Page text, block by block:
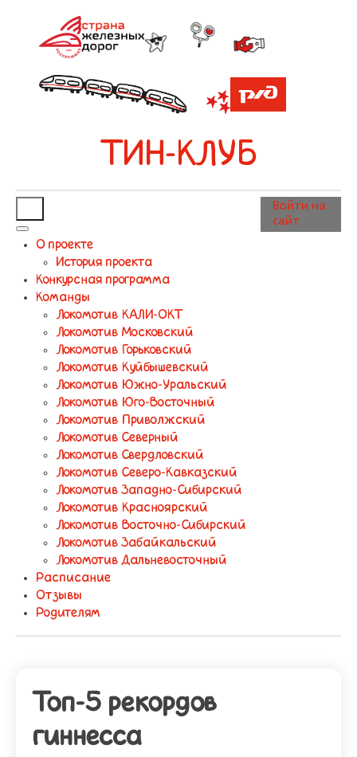
ТИН-КЛУБ
О проекте
История проекта
Конкурсная программа
Команды
Локомотив КАЛИ-ОКТ
Локомотив Московский
Локомотив Горьковский
Локомотив Куйбышевский
Локомотив Южно-Уральский
Локомотив Юго-Восточный
Локомотив Приволжский
Локомотив Северный
Локомотив Свердловский
Локомотив Северо-Кавказский
Локомотив Западно-Сибирский
Локомотив Красноярский
Локомотив Восточно-Сибирский
Локомотив Забайкальский
Локомотив Дальневосточный
Расписание
Отзывы
Родителям
Войти на
сайт
Топ-5 рекордов
гиннесса